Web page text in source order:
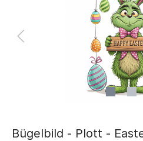
Bügelbild - Plott -